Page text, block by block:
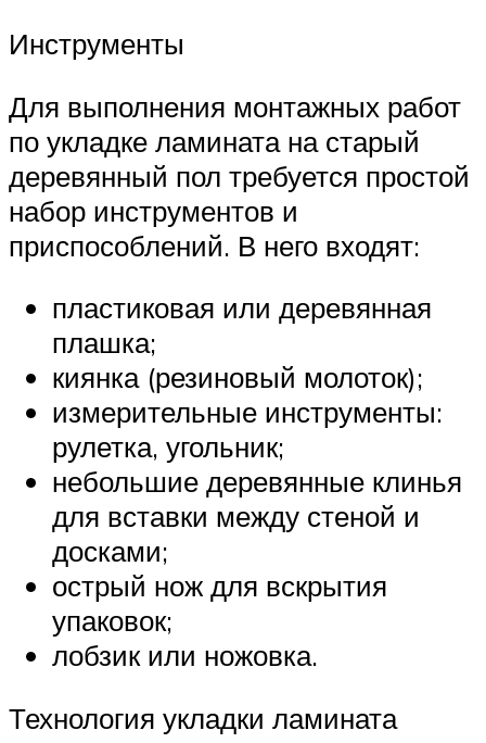
Инструменты
Для выполнения монтажных работ
по укладке ламината на старый
деревянный пол требуется простой
набор инструментов и
приспособлений. В него входят:
пластиковая или деревянная
плашка;
киянка (резиновый молоток);
измерительные инструменты:
рулетка, угольник;
небольшие деревянные клинья
для вставки между стеной и
досками;
острый нож для вскрытия
упаковок;
лобзик или ножовка.
Технология укладки ламината